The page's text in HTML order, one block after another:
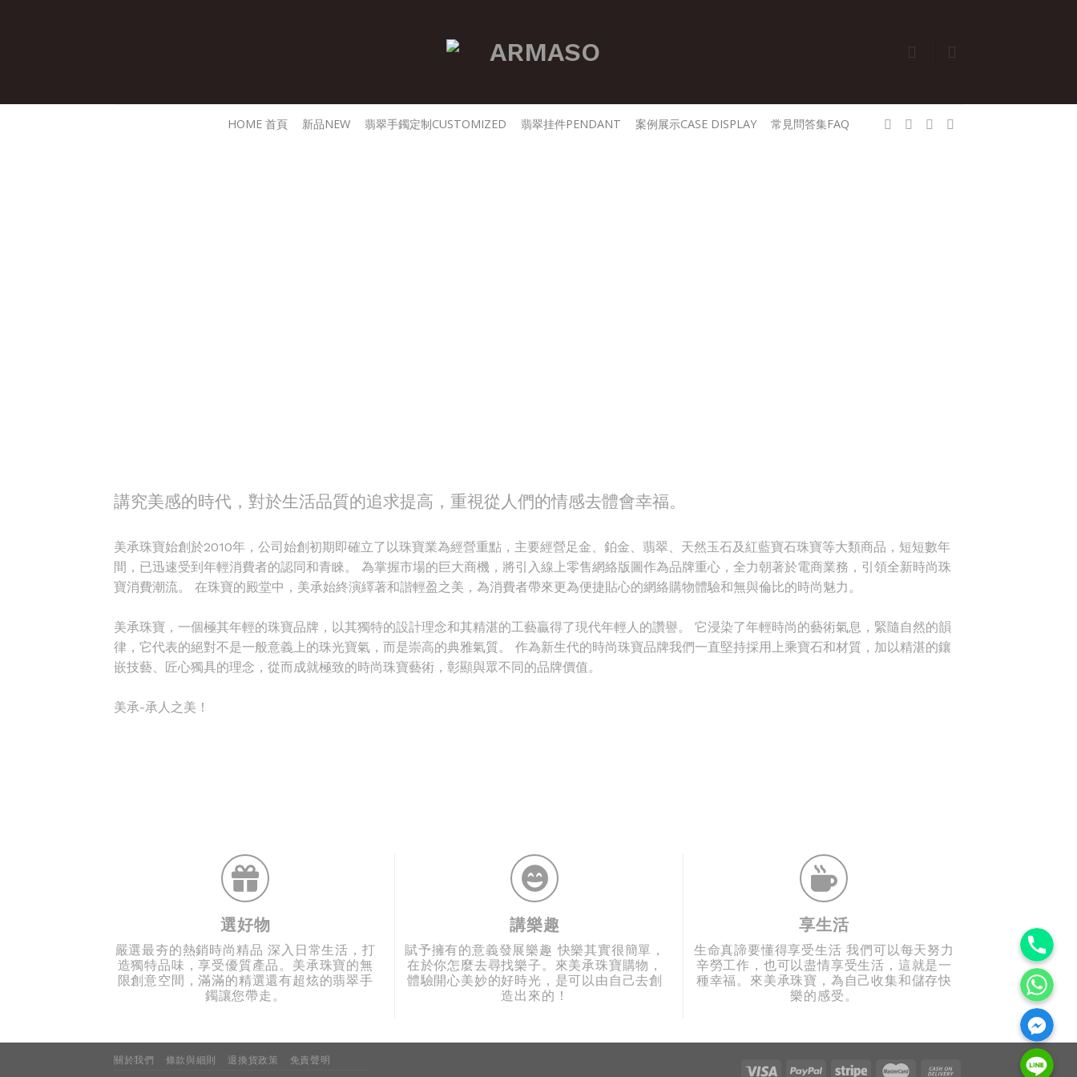
HOME 首頁 新品NEW 翡翠手鐲定制CUSTOMIZED 翡翠挂件PENDANT 案例展示CASE DISPLAY 常見問答集FAQ
講究美感的時代，對於生活品質的追求提高，重視從人們的情感去體會幸福。
美承珠寶始創於2010年，公司始創初期即確立了以珠寶業為經營重點，主要經營足金、鉑金、翡翠、天然玉石及紅藍寶石珠寶等大類商品，短短數年
間，已迅速受到年輕消費者的認同和青睞。 為掌握市場的巨大商機，將引入線上零售網絡版圖作為品牌重心，全力朝著於電商業務，引領全新時尚珠
寶消費潮流。 在珠寶的殿堂中，美承始終演繹著和諧輕盈之美，為消費者帶來更為便捷貼心的網絡購物體驗和無與倫比的時尚魅力。
美承珠寶，一個極其年輕的珠寶品牌，以其獨特的設計理念和其精湛的工藝贏得了現代年輕人的讚譽。 它浸染了年輕時尚的藝術氣息，緊隨自然的韻
律，它代表的絕對不是一般意義上的珠光寶氣，而是崇高的典雅氣質。 作為新生代的時尚珠寶品牌我們一直堅持採用上乘寶石和材質，加以精湛的鑲
嵌技藝、匠心獨具的理念，從而成就極致的時尚珠寶藝術，彰顯與眾不同的品牌價值。
美承-承人之美！
選好物
嚴選最夯的熱銷時尚精品 深入日常生活，打
造獨特品味，享受優質產品。美承珠寶的無
限創意空間，滿滿的精選還有超炫的翡翠手
鐲讓您帶走。
講樂趣
賦予擁有的意義發展樂趣 快樂其實很簡單，
在於你怎麼去尋找樂子。來美承珠寶購物，
體驗開心美妙的好時光，是可以由自己去創
造出來的！
享生活
生命真諦要懂得享受生活 我們可以每天努力
辛勞工作，也可以盡情享受生活，這就是一
種幸福。來美承珠寶，為自己收集和儲存快
樂的感受。
關於我們 條款與細則 退換貨政策 免責聲明
Phone
Facebook
Line